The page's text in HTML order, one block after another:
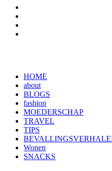
HOME
about
BLOGS
fashion
MOEDERSCHAP
TRAVEL
TIPS
Wonen
SNACKS